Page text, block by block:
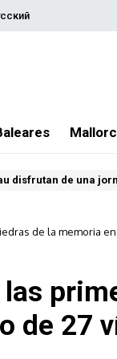
disfrutan de una
de la memoria
de 27